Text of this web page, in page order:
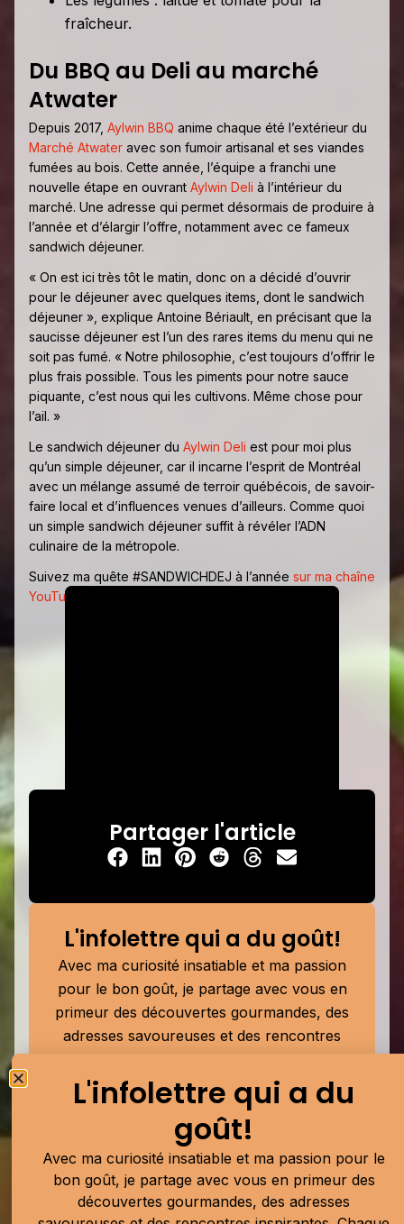
fraîcheur.
Du BBQ au Deli au marché
Atwater
Depuis 2017, Aylwin BBQ anime chaque été l’extérieur du
Marché Atwater avec son fumoir artisanal et ses viandes
fumées au bois. Cette année, l’équipe a franchi une
nouvelle étape en ouvrant Aylwin Deli à l’intérieur du
marché. Une adresse qui permet désormais de produire à
l’année et d’élargir l’offre, notamment avec ce fameux
sandwich déjeuner.
« On est ici très tôt le matin, donc on a décidé d’ouvrir
pour le déjeuner avec quelques items, dont le sandwich
déjeuner », explique Antoine Bériault, en précisant que la
saucisse déjeuner est l’un des rares items du menu qui ne
soit pas fumé. « Notre philosophie, c’est toujours d’offrir le
plus frais possible. Tous les piments pour notre sauce
piquante, c’est nous qui les cultivons. Même chose pour
l’ail. »
Le sandwich déjeuner du Aylwin Deli est pour moi plus
qu’un simple déjeuner, car il incarne l’esprit de Montréal
avec un mélange assumé de terroir québécois, de savoir-
faire local et d’influences venues d’ailleurs. Comme quoi
un simple sandwich déjeuner suffit à révéler l’ADN
culinaire de la métropole.
Suivez ma quête #SANDWICHDEJ à l’année sur ma chaîne
YouTube
Partager l'article
L'infolettre qui a du goût!
Avec ma curiosité insatiable et ma passion
pour le bon goût, je partage avec vous en
primeur des découvertes gourmandes, des
adresses savoureuses et des rencontres
invitation à explorer le monde culinaire sous
un angle à la fois éclairé et convivial, pour
mieux savourer chaque bouchée.
Soumettre
L'infolettre qui a du
goût!
Avec ma curiosité insatiable et ma passion pour le
bon goût, je partage avec vous en primeur des
découvertes gourmandes, des adresses